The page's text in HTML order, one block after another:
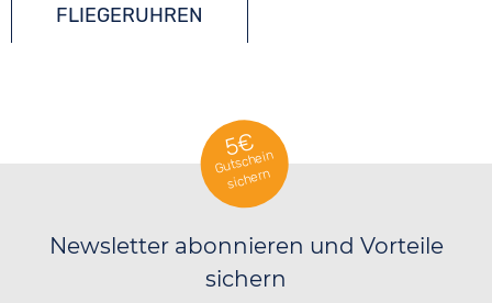
FLIEGERUHREN
MULTIFREQUENZUHREN
SOLARUHREN
5€
Gutschein
sichern
Newsletter abonnieren und Vorteile
sichern